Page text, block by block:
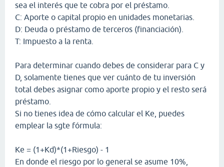
sea el interés que te cobra por el préstamo.
C: Aporte o capital propio en unidades monetarias.
D: Deuda o préstamo de terceros (financiación).
T: Impuesto a la renta.
Para determinar cuando debes de considerar para C y
D, solamente tienes que ver cuánto de tu inversión
total debes asignar como aporte propio y el resto será
préstamo.
Si no tienes idea de cómo calcular el Ke, puedes
emplear la sgte fórmula:
Ke = (1+Kd)*(1+Riesgo) - 1
En donde el riesgo por lo general se asume 10%,